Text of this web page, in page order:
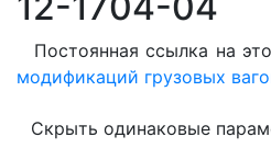
Постоянная ссылка на
модификаций грузовых
Скрыть одинаковые